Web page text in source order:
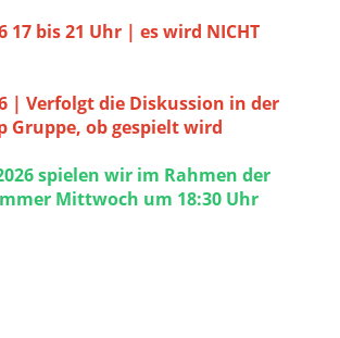
17 bis 21 Uhr | es wird NICHT
| Verfolgt die Diskussion in der
Gruppe, ob gespielt wird
spielen wir im Rahmen der
Mittwoch um 18:30 Uhr